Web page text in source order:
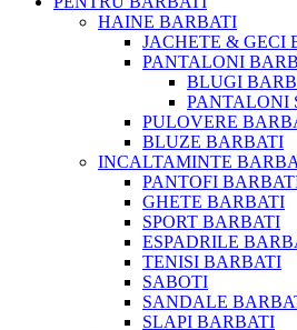
HAINE BARBATI
JACHETE & GECI
PANTALONI
BLUGI
PANTALONI
PULOVERE
BLUZE BARBATI
INCALTAMINTE
PANTOFI
GHETE BARBATI
SPORT BARBATI
ESPADRILE
TENISI BARBATI
SABOTI
SANDALE
SLAPI BARBATI